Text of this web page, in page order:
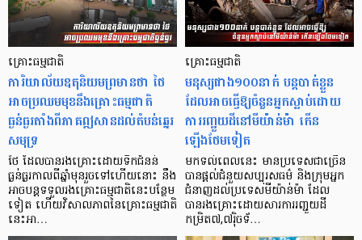
គ្រោះធម្មជាតិ
ការិយាល័យឧតុនិយមព្រមានថា ថៃ
អាចប្រឈមមុខនឹងគ្រោះធម្មជាតិ
ធ្ងន់ធ្ងរតាំងពីភាគឦសានដល់តំបន់ឆ្នេរ
សមុទ្រ
ថៃ ដែលបានរងគ្រោះដោយទឹកជំនន់
ធ្ងន់ធ្ងរកាលពីឆ្នាំមុនរួចទៅហើយនោះ នឹង
អាចបន្តទទួលរងគ្រោះធម្មជាតិនេះបន្ថែម
ទៀត ហើយវិសាលភាពនៃគ្រោះធម្មជាតិ
នេះអា…
គ្រោះធម្មជាតិ
មនុស្សជាង១០០នាក់ បន្តបាត់ខ្លួន
ដែលអាចធ្វើឱ្យចំនួនអ្នកស្លាប់ដោយ
ការរញ្ជួយដីនៅមីយ៉ាន់ម៉ា កើន
ឡើងថែមទៀត
មកទល់ពេលនេះ មានប្រទេសជាច្រើន
បានផ្តល់ជំនួយសប្បុរសធម៌ និងក្រុមអ្នក
ជំនាញដល់ប្រទេសមីយ៉ាន់ម៉ា ដែល
បានរងគ្រោះដោយសារការរញ្ជួយដី
កម្រិត៧,៧រ៉ិចទ័…